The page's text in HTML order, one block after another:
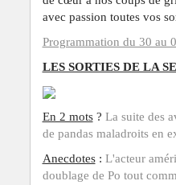
avec passion toutes vos
Programmation du 30 au
LES SORTIES DE LA
En 2 mots? La suite des
de pandas maladroits en
Anecdotes: L'acteur
doublage de Po tout